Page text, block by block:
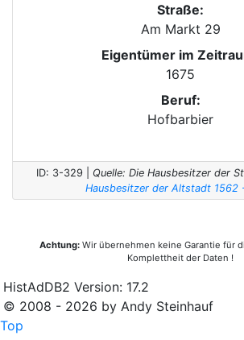
Straße:
Am Markt 29
Eigentümer im
1675
Beruf:
Hofbarbier
ID: 3-329 | Quelle: Die Hausbesitzer der
Hausbesitzer der Altstadt 1562
Achtung: Wir übernehmen keine Garantie für
Komplettheit der Daten !
HistAdDB2 Version: 17.2
© 2008 - 2026 by Andy Steinhauf
Top